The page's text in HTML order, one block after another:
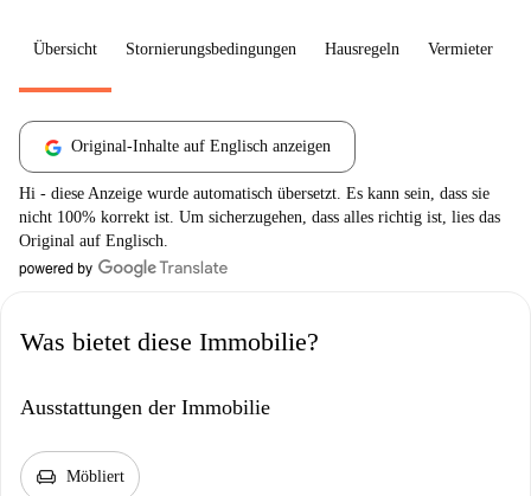
Übersicht Stornierungsbedingungen Hausregeln Vermieter
Original-Inhalte auf Englisch anzeigen
Hi - diese Anzeige wurde automatisch übersetzt. Es kann sein, dass sie
nicht 100% korrekt ist. Um sicherzugehen, dass alles richtig ist, lies das
Original auf Englisch.
Was bietet diese Immobilie?
Ausstattungen der Immobilie
chair Möbliert